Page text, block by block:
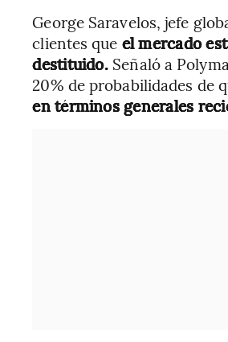
George Saravelos, jefe
clientes que el mercado
destituido. Señaló a
20% de probabilidades de
en términos generales